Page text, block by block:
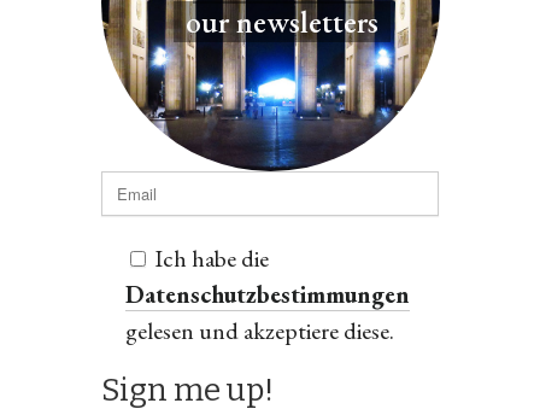
our newsletters
Ich habe die
Datenschutzbestimmungen
gelesen und akzeptiere diese.